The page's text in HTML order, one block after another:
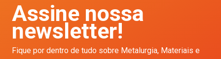
Assine nossa
newsletter!
Fique por dentro de tudo sobre Metalurgia, Materiais e